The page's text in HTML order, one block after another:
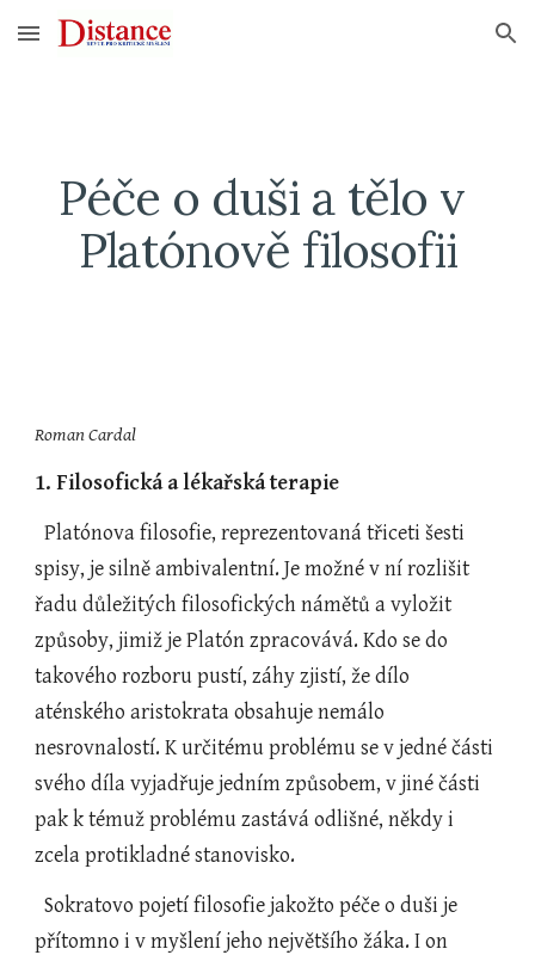
Skip to main content Skip to navigation
Péče o duši a tělo v
Platónově filosofii
Roman Cardal
1. Filosofická a lékařská terapie
  Platónova filosofie, reprezentovaná třiceti šesti
spisy, je silně ambivalentní. Je možné v ní rozlišit
řadu důležitých filosofických námětů a vyložit
způsoby, jimiž je Platón zpracovává. Kdo se do
takového rozboru pustí, záhy zjistí, že dílo
aténského aristokrata obsahuje nemálo
nesrovnalostí. K určitému problému se v jedné části
svého díla vyjadřuje jedním způsobem, v jiné části
pak k témuž problému zastává odlišné, někdy i
zcela protikladné stanovisko.
  Sokratovo pojetí filosofie jakožto péče o duši je
přítomno i v myšlení jeho největšího žáka. I on